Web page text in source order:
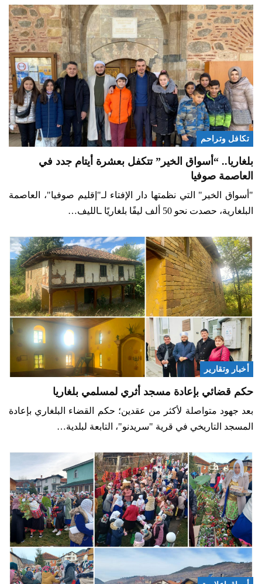
تكافل وتراحم
بلغاريا.. “أسواق الخير” تتكفل بعشرة أيتام جدد في
العاصمة صوفيا
"أسواق الخير" التي نظمتها دار الإفتاء لـ"إقليم صوفيا"، العاصمة
البلغارية، حصدت نحو 50 ألف ليفًا بلغاريًا ـالليف…
أخبار وتقارير
حكم قضائي بإعادة مسجد أثري لمسلمي بلغاريا
بعد جهود متواصلة لأكثر من عقدين؛ حكم القضاء البلغاري بإعادة
المسجد التاريخي في قرية "سريدنو"، التابعة لبلدية…